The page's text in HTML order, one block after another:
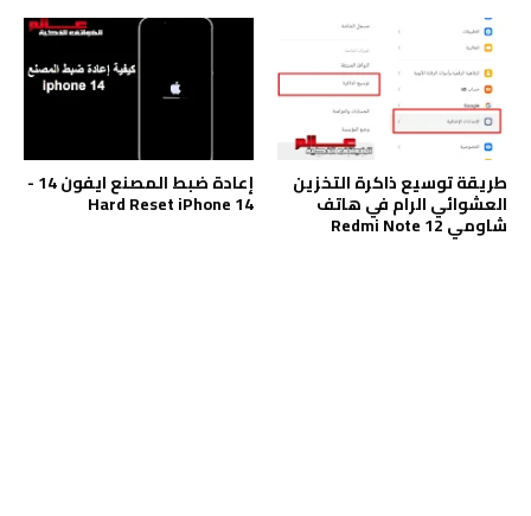
طريقة توسيع ذاكرة التخزين
العشوائي الرام في هاتف
شاومي Redmi Note 12
إعادة ضبط المصنع ايفون 14 -
Hard Reset iPhone 14